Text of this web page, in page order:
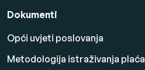
Dokumenti
Opći uvjeti poslovanja
Metodologija istraživanja plaća